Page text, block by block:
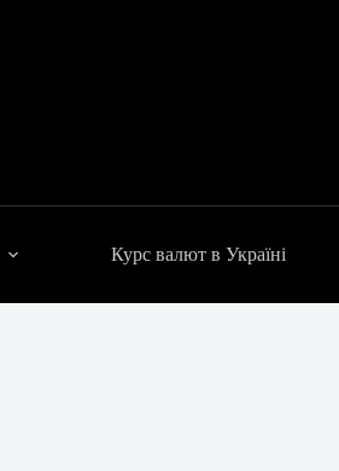
Курс валют в Україні